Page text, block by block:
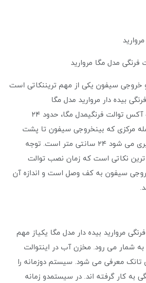
سیفون یکی از مهم تریننکاتی است
بیده دار مروارید مدل مگا
69 اهمیت دارد. اندازه آکس توالت فرنگیمدل مگا، حدود ۲۴
مرکزی که بینخروجی سیفون تا پشت
توالت فرنگی اندازه گیری می شود ۲۴ سانتی متر است. توجه
نکاتی است که زمان نصب توالت
سیفون به کف وصل است و اندازه آن
مروارید بیده دار مدل مگا یکیاز مهم‌
شمار می ‌رود. مخزن آب در اینتوالت
تانک معرفی می ‌شود. سیستم دوزمانه را
به کار گرفته اند. در سیستمدو زمانه